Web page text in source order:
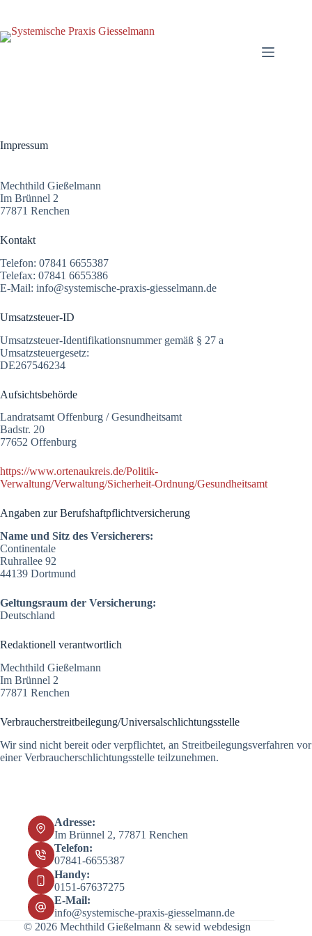
springen
Impressum
Mechthild Gießelmann
Im Brünnel 2
77871 Renchen
Kontakt
Telefon: 07841 6655387
Telefax: 07841 6655386
E-Mail: info@systemische-praxis-giesselmann.de
Umsatzsteuer-ID
Umsatzsteuer-Identifikationsnummer gemäß § 27 a
Umsatzsteuergesetz:
DE267546234
Aufsichtsbehörde
Landratsamt Offenburg / Gesundheitsamt
Badstr. 20
77652 Offenburg
https://www.ortenaukreis.de/Politik-
Verwaltung/Verwaltung/Sicherheit-Ordnung/Gesundheitsamt
Angaben zur Berufs­haftpflicht­versicherung
Name und Sitz des Versicherers:
Continentale
Ruhrallee 92
44139 Dortmund
Geltungsraum der Versicherung:
Deutschland
Redaktionell verantwortlich
Mechthild Gießelmann
Im Brünnel 2
77871 Renchen
Verbraucher­streit­beilegung/Universal­schlichtungs­stelle
Wir sind nicht bereit oder verpflichtet, an Streitbeilegungsverfahren vor
einer Verbraucherschlichtungsstelle teilzunehmen.
Adresse:
Im Brünnel 2, 77871 Renchen
Telefon:
07841-6655387
Handy:
0151-67637275
E-Mail:
info@systemische-praxis-giesselmann.de
© 2026 Mechthild Gießelmann &sewid webdesign